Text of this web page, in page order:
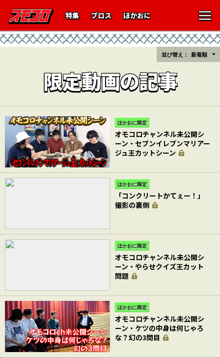
特集 ブロス ほかおに
限定動画の記事
並び替え： 新着順
ほかおに限定
オモコロチャンネル未公開シ
ーン・セブンイレブンマリアー
ジュ王カットシーン
ほかおに限定
「コンクリートかてぇー！」
撮影の裏側
ほかおに限定
オモコロチャンネル未公開シ
ーン・やらせクイズ王カット
問題
ほかおに限定
オモコロチャンネル未公開シ
ーン・ケツの中身は何じゃろ
な？幻の3問目